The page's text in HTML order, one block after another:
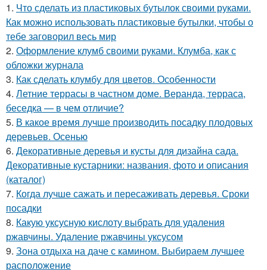
1. Что сделать из пластиковых бутылок своими руками.
Как можно использовать пластиковые бутылки, чтобы о
тебе заговорил весь мир
2. Оформление клумб своими руками. Клумба, как с
обложки журнала
3. Как сделать клумбу для цветов. Особенности
4. Летние террасы в частном доме. Веранда, терраса,
беседка — в чем отличие?
5. В какое время лучше производить посадку плодовых
деревьев. Осенью
6. Декоративные деревья и кусты для дизайна сада.
Декоративные кустарники: названия, фото и описания
(каталог)
7. Когда лучше сажать и пересаживать деревья. Сроки
посадки
8. Какую уксусную кислоту выбрать для удаления
ржавчины. Удаление ржавчины уксусом
9. Зона отдыха на даче с камином. Выбираем лучшее
расположение